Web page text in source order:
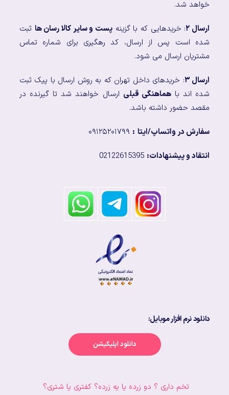
خواهد شد.
ارسال ۲ : خریدهایی که با گزینه پست و سایر کالا رسان ها ثبت
شده است پس از ارسال، کد رهگیری برای شماره تماس
مشتریان ارسال می شود.
ارسال ۳
: خریدهای داخل تهران که به روش ارسال با پیک ثبت
شده اند باهماهنگی قبلی ارسال خواهند شد تا گیرنده در
مقصد حضور داشته باشد.
سفارش در واتساپ/ایتا :
انتقاد و پیشنهادات:
دانلود نرم افزار موبایل:
دانلود اپلیکیشن
تخم داری ؟ دو زرده یا یه زرده؟ کفتری یا شتری؟